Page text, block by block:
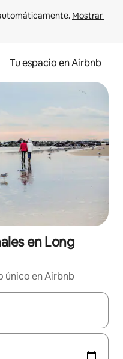
Mostrar
Tu espacio en Airbnb
en Long
único en Airbnb
podrás navegar